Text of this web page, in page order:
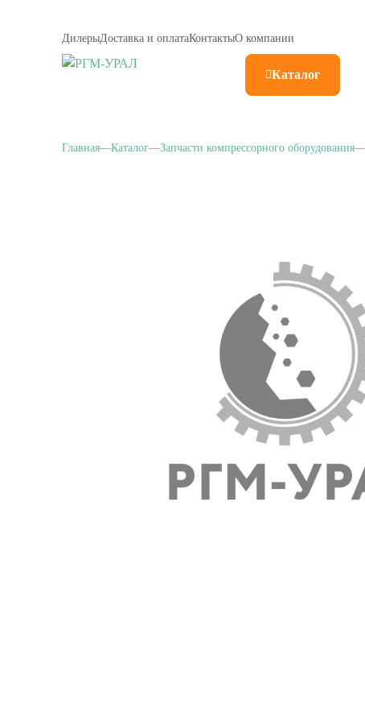
ДилерыДоставка и оплатаКонтактыО компании
Каталог
Главная Каталог Запчасти компрессорного оборудования